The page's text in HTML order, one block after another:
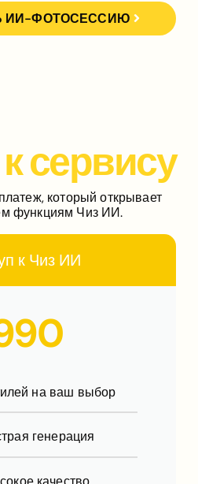
ИИ-ФОТОСЕССИЮ
сервису
который открывает
функциям Чиз ИИ.
к Чиз ИИ
на ваш выбор
генерация